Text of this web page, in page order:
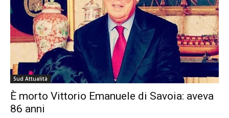
Sud Attualità
È morto Vittorio Emanuele di Savoia: aveva
86 anni